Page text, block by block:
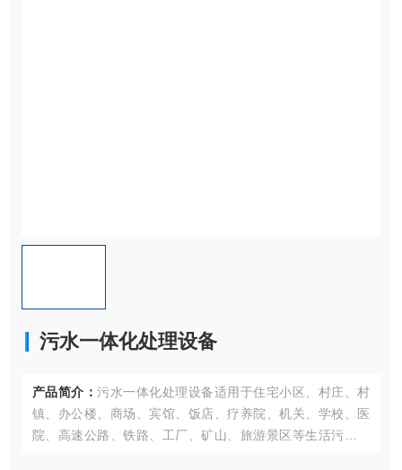
污水一体化处理设备
产品简介： 污水一体化处理设备适用于住宅小区、村庄、村
镇、办公楼、商场、宾馆、饭店、疗养院、机关、学校、医
院、高速公路、铁路、工厂、矿山、旅游景区等生活污水和